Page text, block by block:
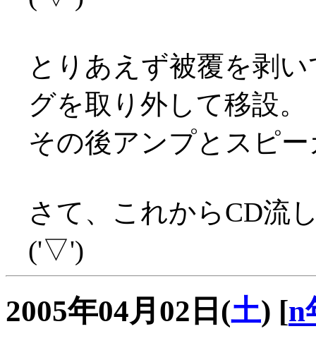
とりあえず被覆を剥
グを取り外して移設。
その後アンプとスピ
さて、これからCD流
('▽')
2005年04月02日(土) [n